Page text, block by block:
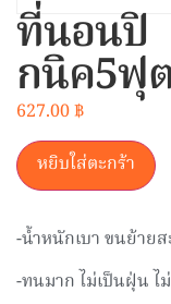
ที่นอนปิ
กนิค5ฟุ
627.00฿
หยิบใส่ตะกร้า
-น้ำหนักเบา ขนย้าย
-ทนมาก ไม่เป็นฝุ่น ไ